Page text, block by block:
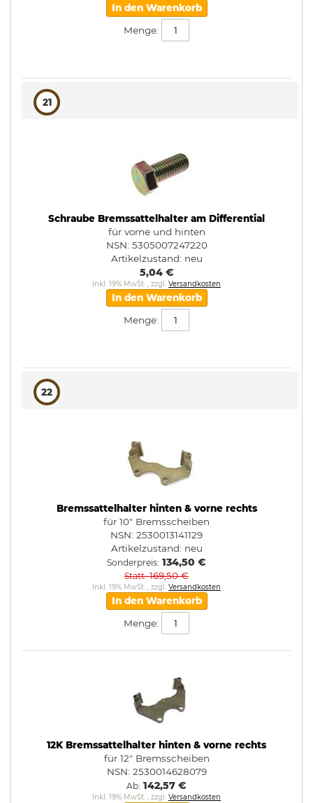
In den Warenkorb
Menge:
21
Schraube Bremssattelhalter am Differential
für vorne und hinten
NSN: 5305007247220
Artikelzustand: neu
5,04 €
Inkl. 19% MwSt. , zzgl. Versandkosten
In den Warenkorb
Menge:
22
Bremssattelhalter hinten & vorne rechts
für 10" Bremsscheiben
NSN: 2530013141129
Artikelzustand: neu
Sonderpreis 134,50 €
Statt 169,50 €
Inkl. 19% MwSt. , zzgl. Versandkosten
In den Warenkorb
Menge:
12K Bremssattelhalter hinten & vorne rechts
für 12" Bremsscheiben
NSN: 2530014628079
Ab 142,57 €
Inkl. 19% MwSt. , zzgl. Versandkosten